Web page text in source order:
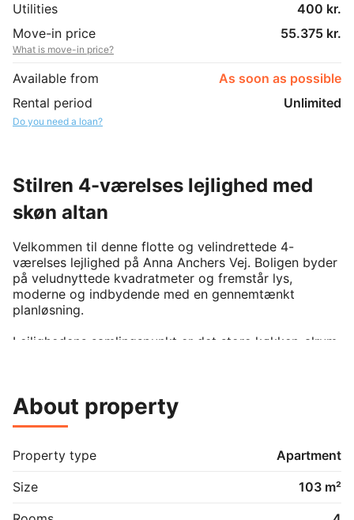
Utilities
400 kr.
Move-in price
55.375 kr.
What is move-in price?
Available from
As soon as possible
Rental period
Unlimited
Do you need a loan?
Stilren 4-værelses lejlighed med
skøn altan
Velkommen til denne flotte og velindrettede 4-
værelses lejlighed på Anna Anchers Vej. Boligen byder
på veludnyttede kvadratmeter og fremstår lys,
moderne og indbydende med en gennemtænkt
planløsning.
Lejlighedens samlingspunkt er det store køkken-alrum
flotte elementer og en flot farve, som giver rummet
karakter. I vandhanen er der indsat funktion med
dejligt lysindfald.
Boligen rummer desuden tre gode værelser, som kan
alt efter behov. Det ene værelse har faste skabe, som
About property
Property type
Apartment
Size
103 m²